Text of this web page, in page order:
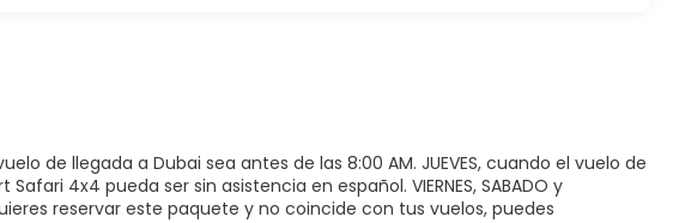
de llegada a Dubai sea antes de las 8:00 AM. JUEVES, cuando el vuelo de
4x4 pueda ser sin asistencia en español. VIERNES, SABADO y
reservar este paquete y no coincide con tus vuelos, puedes